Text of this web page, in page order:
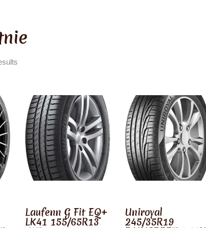
Laufenn G Fit EQ+
LK41 155/65R13
Uniroyal
245/35R19